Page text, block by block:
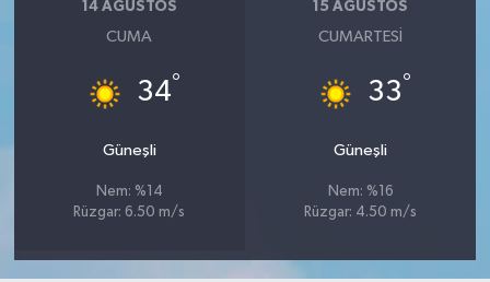
14 AĞUSTOS
CUMA
34°
Güneşli
Nem: %14
Rüzgar: 6.50 m/s
15 AĞUSTOS
CUMARTESI
33°
Güneşli
Nem: %16
Rüzgar: 4.50 m/s